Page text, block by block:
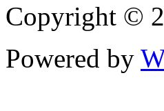
Copyright ©
Powered by